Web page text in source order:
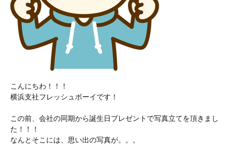
こんにちわ！！！
横浜支社フレッシュボーイです！
この前、会社の同期から誕生日プレゼントで写真立てを頂きまし
た！！！
なんとそこには、思い出の写真が。。。